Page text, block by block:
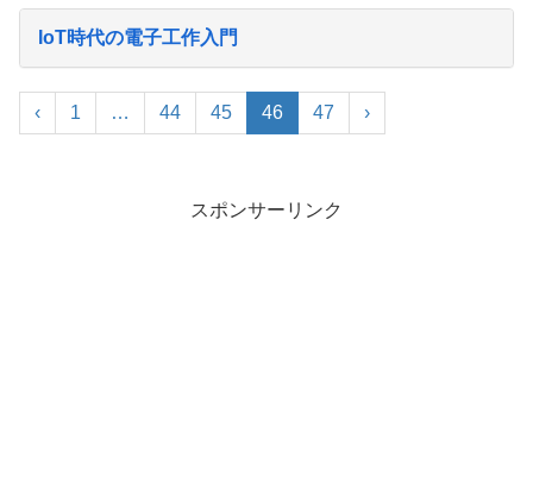
IoT時代の電子工作入門
‹ 1 … 44 45 46 47 ›
スポンサーリンク